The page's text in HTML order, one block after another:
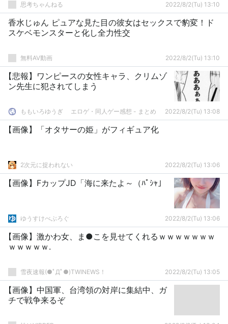
思考ちゃんねる 2022/8/2(Tu) 13:10
香水じゅん ピュアな見た目の彼女はセックスで豹変！ド
スケベモンスターと化し全力性交
無料AV動画 2022/8/2(Tu) 13:10
【悲報】ワンピースの女性キャラ、クリムゾ
ン先生に犯されてしまう
ももいろゆうぎ エロゲ・同人ゲー感想 - まとめ 2022/8/2(Tu) 13:08
【画像】「オタサーの姫」がフィギュア化
2次元に捉われない 2022/8/2(Tu) 13:06
【画像】FカップJD「海に来たよ～（ﾊﾟｼｬ」
ゆうすけべぶろぐ 2022/8/2(Tu) 13:06
【画像】激かわ女、ま●こを見せてくれるｗｗｗｗｗｗｗ
ｗｗｗｗｗ.
雪夜速報(●ﾟДﾟ●)TWINEWS！ 2022/8/2(Tu) 13:05
【画像】中国軍、台湾領の対岸に集結中、ガ
チで戦争来るぞ